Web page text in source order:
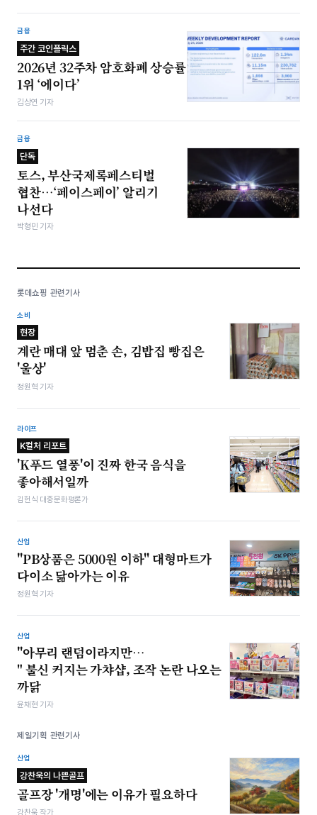
금융
주간 코인플릭스
2026년 32주차 암호화폐 상승률
1위 ‘에이다’
김상연 기자
금융
단독
토스, 부산국제록페스티벌
협찬…‘페이스페이’ 알리기
나선다
박형민 기자
롯데쇼핑 관련기사
소비
현장
계란 매대 앞 멈춘 손, 김밥집 빵집은
'울상'
정원혁 기자
라이프
K컬처 리포트
'K푸드 열풍'이 진짜 한국 음식을
좋아해서일까
김헌식 대중문화평론가
산업
"PB상품은 5000원 이하" 대형마트가
다이소 닮아가는 이유
정원혁 기자
산업
"아무리 랜덤이라지만…
" 불신 커지는 가챠샵, 조작 논란 나오는
까닭
윤채현 기자
제일기획 관련기사
산업
강찬욱의 나쁜골프
골프장 '개명'에는 이유가 필요하다
강찬욱 작가